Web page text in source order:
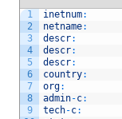
1
2
3
4
5
6
7
8
9
inetnum:
netname:
descr:
descr:
descr:
country:
org:
admin-c:
tech-c: